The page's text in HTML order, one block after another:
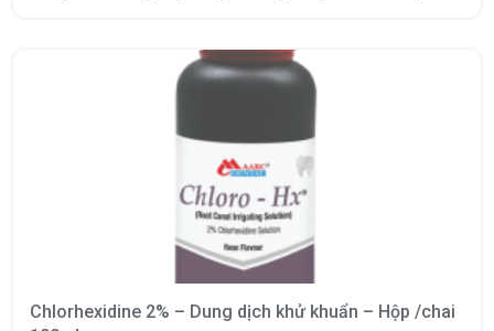
Chlorhexidine 2% – Dung dịch khử khuẩn – Hộp /chai